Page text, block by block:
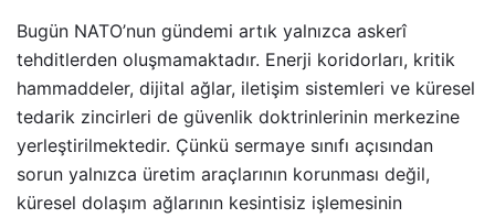
Bugün NATO’nun gündemi artık yalnızca askerî
tehditlerden oluşmamaktadır. Enerji koridorları, kritik
hammaddeler, dijital ağlar, iletişim sistemleri ve küresel
tedarik zincirleri de güvenlik doktrinlerinin merkezine
yerleştirilmektedir. Çünkü sermaye sınıfı açısından
sorun yalnızca üretim araçlarının korunması değil,
küresel dolaşım ağlarının kesintisiz işlemesinin